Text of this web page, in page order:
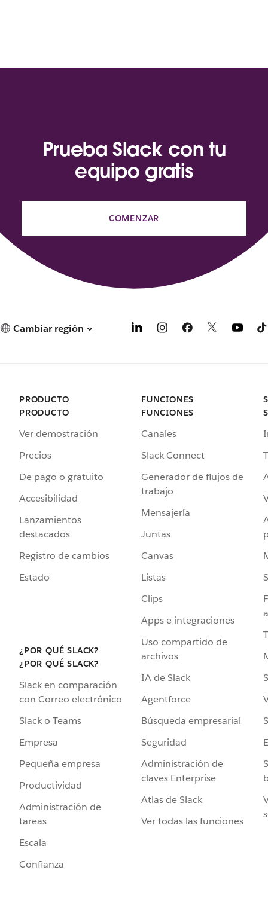
Prueba Slack con tu
equipo gratis
COMENZAR
Cambiar región
PRODUCTO
PRODUCTO
Ver demostración
Precios
De pago o gratuito
Accesibilidad
Lanzamientos
destacados
Registro de cambios
Estado
¿POR QUÉ SLACK?
¿POR QUÉ SLACK?
Slack en comparación
con Correo electrónico
Slack o Teams
Empresa
Pequeña empresa
Productividad
Administración de
tareas
Escala
Confianza
FUNCIONES
FUNCIONES
Canales
Slack Connect
Generador de flujos de
trabajo
Mensajería
Juntas
Canvas
Listas
Clips
Apps e integraciones
Uso compartido de
archivos
IA de Slack
Agentforce
Búsqueda empresarial
Seguridad
Administración de
claves Enterprise
Atlas de Slack
Ver todas las funciones